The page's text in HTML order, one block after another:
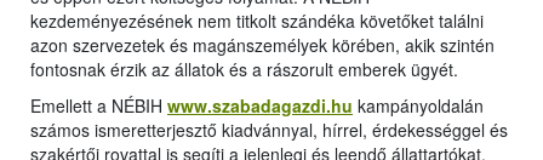
kezdeményezésének nem titkolt szándéka követőket találni
azon szervezetek és magánszemélyek körében, akik szintén
fontosnak érzik az állatok és a rászorult emberek ügyét.
Emellett a NÉBIH www.szabadagazdi.hu kampányoldalán
számos ismeretterjesztő kiadvánnyal, hírrel, érdekességgel és
szakértői rovattal is segíti a jelenlegi és leendő állattartókat.